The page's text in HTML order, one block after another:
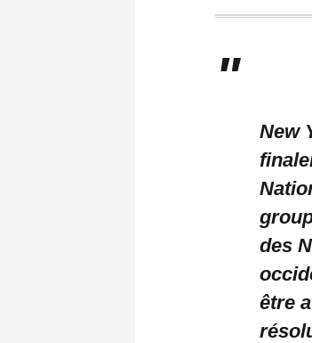
New
des
être